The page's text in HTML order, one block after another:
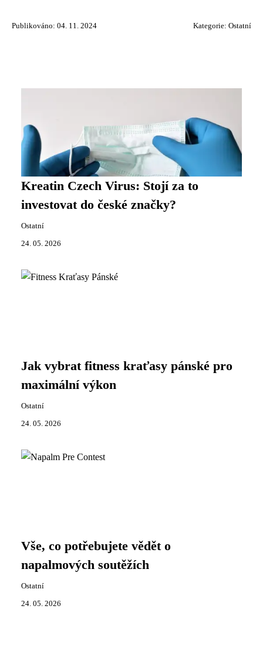
Publikováno: 04. 11. 2024 Kategorie: Ostatní
Kreatin Czech Virus: Stojí za to
investovat do české značky?
Ostatní
24. 05. 2026
Jak vybrat fitness kraťasy pánské pro
maximální výkon
Ostatní
24. 05. 2026
Vše, co potřebujete vědět o
napalmových soutěžích
Ostatní
24. 05. 2026